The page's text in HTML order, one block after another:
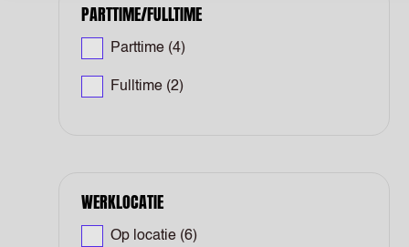
PARTTIME/FULLTIME
Parttime (4)
Fulltime (2)
WERKLOCATIE
Op locatie (6)